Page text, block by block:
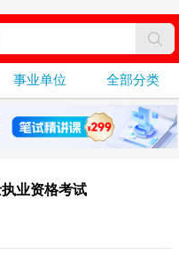
事业单位 全部分类
业资格考试